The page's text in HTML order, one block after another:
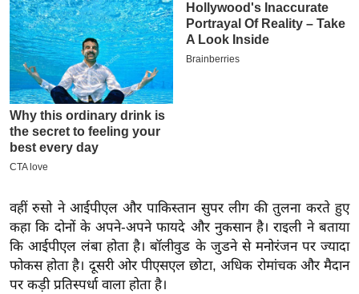
इ
म
ई
-
पे
प
र
मि
ल
बे
मि
वहीं रुसो ने आईपीएल और पाकिस्तान सुपर लीग की तुलना करते हुए
कहा कि दोनों के अपने-अपने फायदे और नुकसान है। राइली ने बताया
कि आईपीएल लंबा होता है। बॉलीवुड के जुडने से मनोरंजन पर ज्यादा
फोकस होता है। दूसरी ओर पीएसएल छोटा, अधिक रोमांचक और मैदान
पर कड़ी प्रतिस्पर्धा वाला होता है।